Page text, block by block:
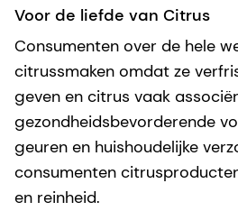
Voor de liefde van Citrus
Consumenten over de hele
citrussmaken omdat ze
geven en citrus vaak
gezondheidsbevorderende
geuren en huishoudelijke
consumenten
en reinheid.